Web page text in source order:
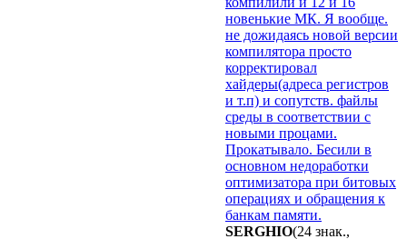
новенькие МК. Я вообще.
не дожидаясь новой версии
компилятора просто
корректировал
хайдеры(адреса регистров
и т.п) и сопутств. файлы
среды в соответствии c
новыми процами.
Прокатывало. Бесили в
основном недоработки
оптимизатора при битовых
операциях и обращения к
банкам памяти.
SERGHIO(24 знак.,